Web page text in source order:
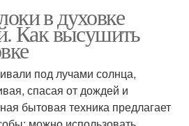
в духовке
Как высушить
под лучами солнца,
спасая от дождей и
бытовая техника предлагает